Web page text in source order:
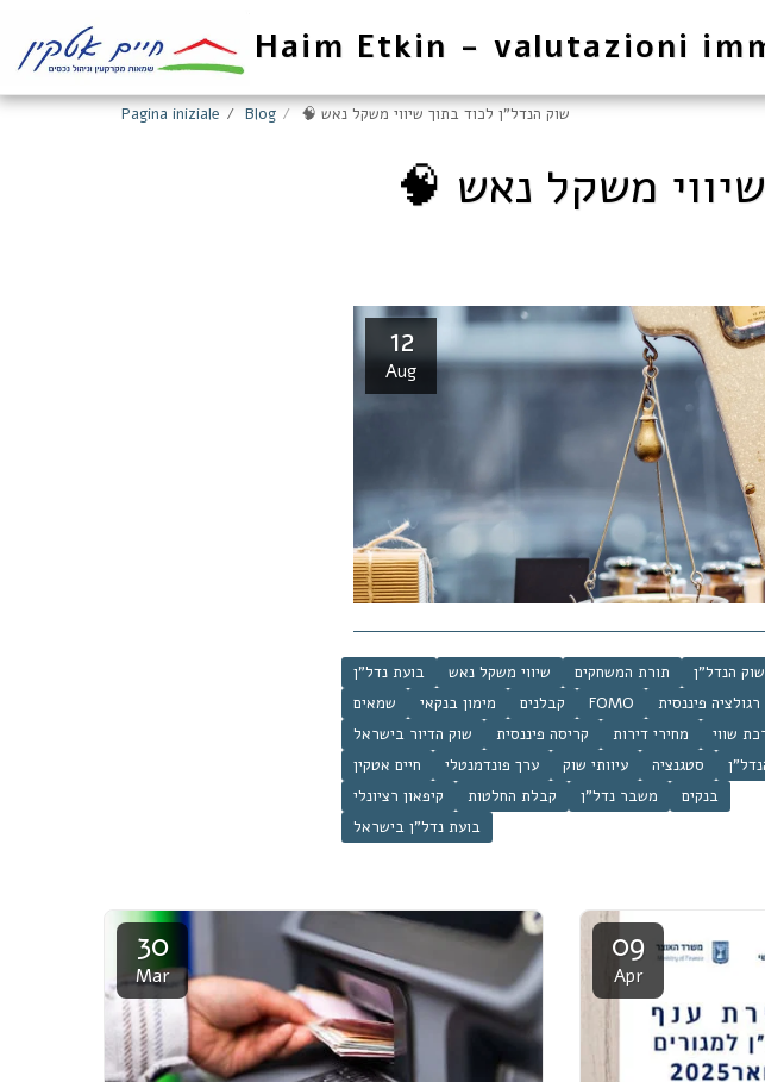
Haim Etkin - valutazioni
Pagina iniziale Blog 🧠 שוק הנדל"ן לכוד בתוך שיווי משקל נאש
שיווי משקל נאש
12
Aug
בועת נדל"ן שיווי משקל נאש תורת המשחקים
הנדל"ן
שמאים
מימון בנקאי קבלנים FOMO
רגולציה פיננסית
שוק הדיור בישראל
קריסה פיננסית מחירי דירות שווי
חיים אטקין
ערך פונדמנטלי עיוותי שוק סטגנציה
קיפאון רציונלי
קבלת החלטות משבר נדל"ן
בנקים
בועת נדל"ן בישראל
30
Mar
09
Apr